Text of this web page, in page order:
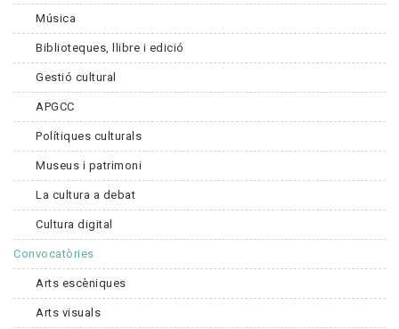
Música
Biblioteques, llibre i edició
Gestió cultural
APGCC
Polítiques culturals
Museus i patrimoni
La cultura a debat
Cultura digital
Convocatòries
Arts escèniques
Arts visuals